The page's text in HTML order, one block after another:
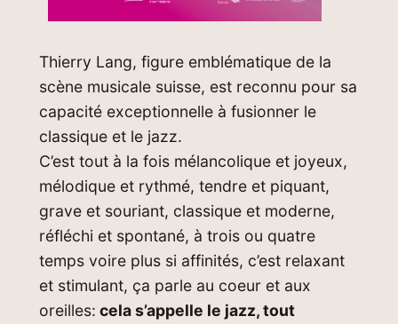
Thierry Lang, figure emblématique de la
scène musicale suisse, est reconnu pour sa
capacité exceptionnelle à fusionner le
classique et le jazz.
C’est tout à la fois mélancolique et joyeux,
mélodique et rythmé, tendre et piquant,
grave et souriant, classique et moderne,
réfléchi et spontané, à trois ou quatre
temps voire plus si affinités, c’est relaxant
et stimulant, ça parle au coeur et aux
oreilles: cela s’appelle le jazz, tout